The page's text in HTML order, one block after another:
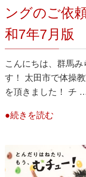
ングのご依
和7年7月版
こんにちは、群馬
す！ 太田市で体操
を頂きました！ チ
●続きを読む